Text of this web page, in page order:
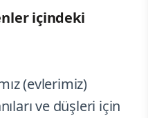
içindeki
(evlerimiz)
ve düşleri için